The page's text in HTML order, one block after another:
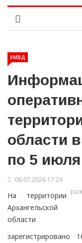
УМВД
области
по 5
06.07.2026 17:24
На территории
Архангельской
области